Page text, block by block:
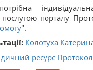
індивідуальна
послугою порталу
".
Колотуха
ресурс Протокол